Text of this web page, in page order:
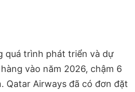
quá trình phát triển và dự
vào năm 2026, chậm 6
Qatar Airways đã có đơn đặt